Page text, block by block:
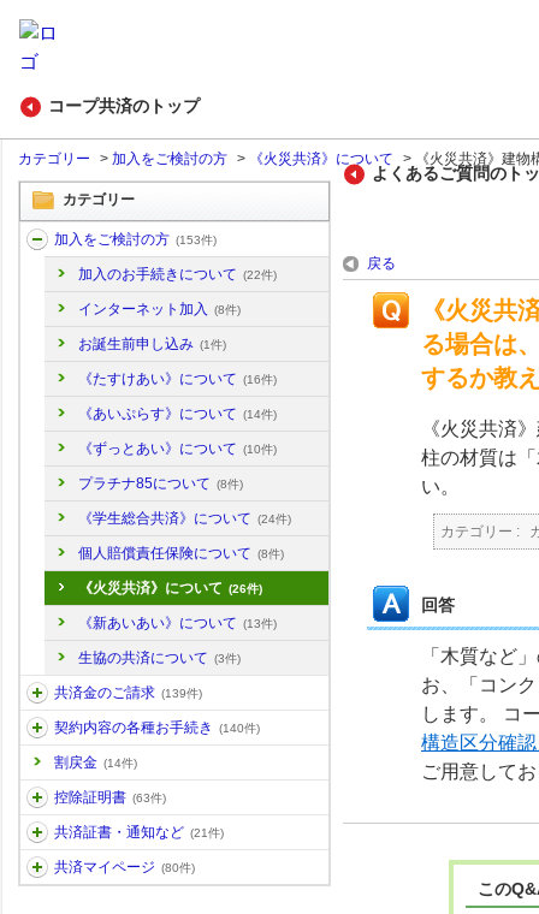
コープ共済のトップ
カテゴリー > 加入をご検討の方 > 《火災共済》について > 《火災共済》建
カテゴリー
加入をご検討の方 (153件)
加入のお手続きについて (22件)
インターネット加入 (8件)
お誕生前申し込み (1件)
《たすけあい》について (16件)
《あいぷらす》について (14件)
《ずっとあい》について (10件)
プラチナ85について (8件)
《学生総合共済》について (24件)
個人賠償責任保険について (8件)
《火災共済》について (26件)
《新あいあい》について (13件)
生協の共済について (3件)
共済金のご請求 (139件)
契約内容の各種お手続き (140件)
割戻金 (14件)
控除証明書 (63件)
共済証書・通知など (21件)
共済マイページ (80件)
よくあるご質問のト
戻る
《火災共
る場合は
するか教
《火災共済
柱の材質は
い。
カテゴリー :
回答
「木質など
お、「コン
します。 コ
構造区分確
ご用意して
この